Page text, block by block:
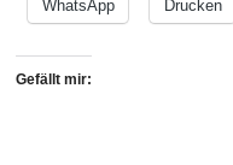
WhatsApp Drucken
Gefällt mir: